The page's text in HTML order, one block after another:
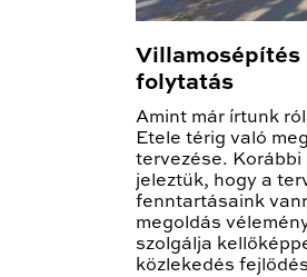
folytatás
Amint már írtunk
Etele térig való
tervezése. Korábbi
jeleztük, hogy a
fenntartásaink
megoldás
szolgálja
közlekedés